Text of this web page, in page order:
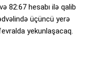
82:67 hesabı ilə qalib
üçüncü yerə
yekunlaşacaq.